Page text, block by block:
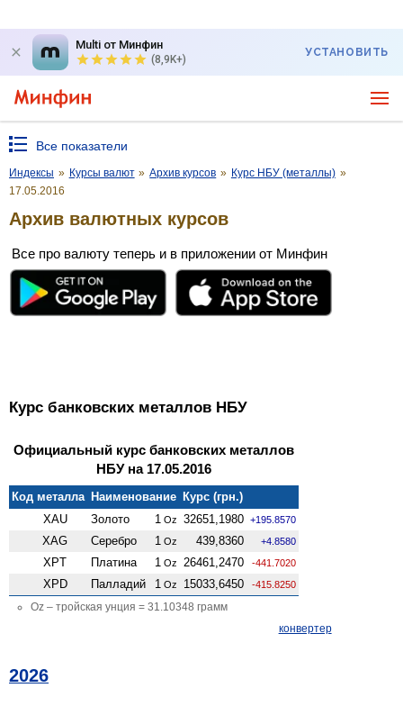
Multi от Минфин
(8,9K+)
УСТАНОВИТЬ
Все показатели
Индексы » Курсы валют » Архив курсов » Курс НБУ (металлы) »
17.05.2016
Архив валютных курсов
Все про валюту теперь и в приложении от Минфин
Курс банковских металлов НБУ
Официальный курс банковских металлов
НБУ на 17.05.2016
Код металла Наименование Курс (грн.)
XAU
Золото 1 Oz 32651,1980 +195.8570
XAG Серебро 1 Oz 439,8360 +4.8580
XPT Платина 1 Oz 26461,2470 -441.7020
XPD Палладий 1 Oz 15033,6450 -415.8250
Oz – тройская унция = 31.10348 грамм
конвертер
2026